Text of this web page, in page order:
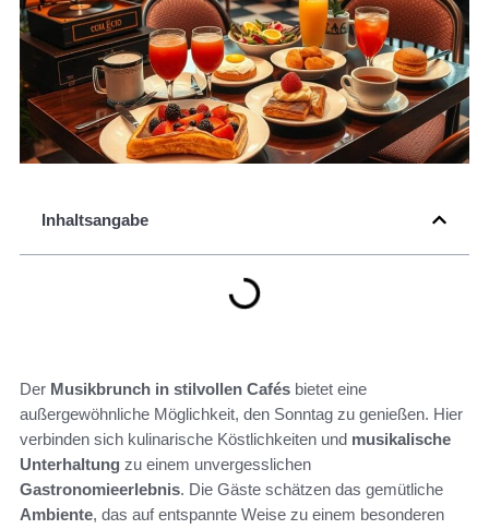
Inhaltsangabe
Der Musikbrunch in stilvollen Cafés bietet eine
außergewöhnliche Möglichkeit, den Sonntag zu genießen. Hier
verbinden sich kulinarische Köstlichkeiten und musikalische
Unterhaltung zu einem unvergesslichen
Gastronomieerlebnis. Die Gäste schätzen das gemütliche
Ambiente, das auf entspannte Weise zu einem besonderen